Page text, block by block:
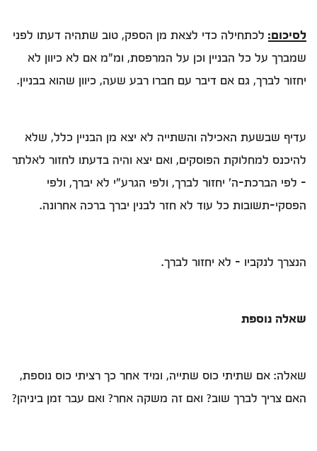
לסיכום: לכתחילה כדי לצאת מן הספק, טוב שתהיה דעתו לפני
שמברך על כל הבניין וכן על המרפסת, ומ"מ אם לא כיוון לא
יחזור לברך, גם אם דיבר עם חברו רבע שעה, כיוון שהוא בבניין.
עדיף שבשעת האכילה והשתייה לא יצא מן הבניין כלל, שלא
להיכנס למחלוקת הפוסקים, ואם יצא והיה בדעתו לחזור לאלתר
– לפי הברכת-ה' יחזור לברך, ולפי הגרע"י לא יברך, ולפי
הפסקי-תשובות כל עוד לא חזר לבנין יברך ברכה אחרונה.
הנצרך לנקביו – לא יחזור לברך.
שאלה נוספת
שאלה: אם שתיתי כוס שתייה, ומיד אחר כך רציתי כוס נוספת,
האם צריך לברך שוב? ואם זה משקה אחר? ואם עבר זמן ביניהן?